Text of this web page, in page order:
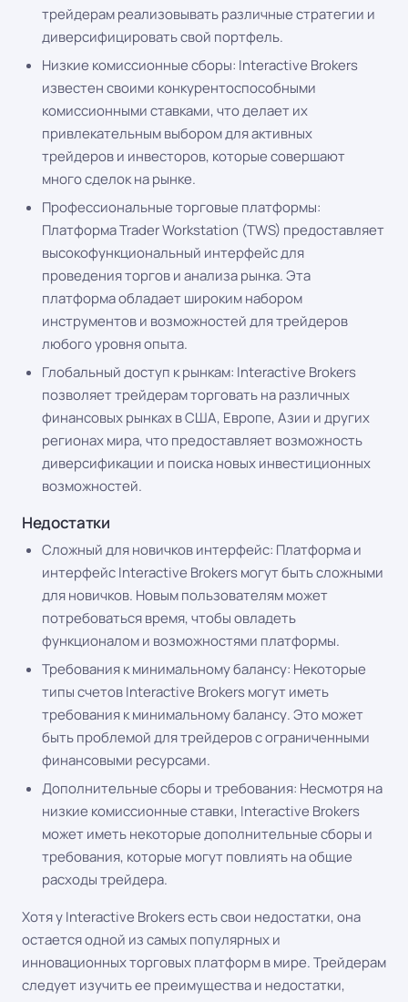
трейдерам реализовывать различные стратегии и
диверсифицировать свой портфель.
Низкие комиссионные сборы: Interactive Brokers
известен своими конкурентоспособными
комиссионными ставками, что делает их
привлекательным выбором для активных
трейдеров и инвесторов, которые совершают
много сделок на рынке.
Профессиональные торговые платформы:
Платформа Trader Workstation (TWS) предоставляет
высокофункциональный интерфейс для
проведения торгов и анализа рынка. Эта
платформа обладает широким набором
инструментов и возможностей для трейдеров
любого уровня опыта.
Глобальный доступ к рынкам: Interactive Brokers
позволяет трейдерам торговать на различных
финансовых рынках в США, Европе, Азии и других
регионах мира, что предоставляет возможность
диверсификации и поиска новых инвестиционных
возможностей.
Недостатки
Сложный для новичков интерфейс: Платформа и
интерфейс Interactive Brokers могут быть сложными
для новичков. Новым пользователям может
потребоваться время, чтобы овладеть
функционалом и возможностями платформы.
Требования к минимальному балансу: Некоторые
типы счетов Interactive Brokers могут иметь
требования к минимальному балансу. Это может
быть проблемой для трейдеров с ограниченными
финансовыми ресурсами.
Дополнительные сборы и требования: Несмотря на
низкие комиссионные ставки, Interactive Brokers
может иметь некоторые дополнительные сборы и
требования, которые могут повлиять на общие
расходы трейдера.
Хотя у Interactive Brokers есть свои недостатки, она
остается одной из самых популярных и
инновационных торговых платформ в мире. Трейдерам
следует изучить ее преимущества и недостатки,